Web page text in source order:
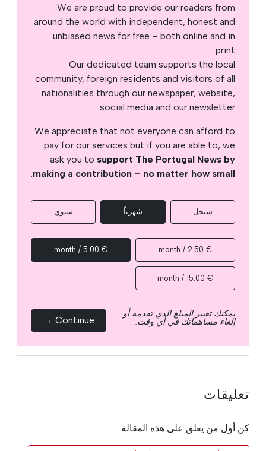
We are proud to provide our readers from
around the world with independent, honest and
unbiased news for free – both online and in
print.
Our dedicated team supports the local
community, foreign residents and visitors of all
nationalities through our newspaper, website,
social media and our newsletter.
We appreciate that not everyone can afford to
pay for our services but if you are able to, we
ask you to support The Portugal News by
making a contribution – no matter how small
.
سنجل شهرياً سنوي
€ 2.50 / month
€ 5.00 / month
€ 15.00 / month
يمكنك تغيير المبلغ الذي تقدمه أو
إلغاء مساهماتك في أي وقت. Continue →
تعليقات
كن أول من يعلق على هذه المقالة